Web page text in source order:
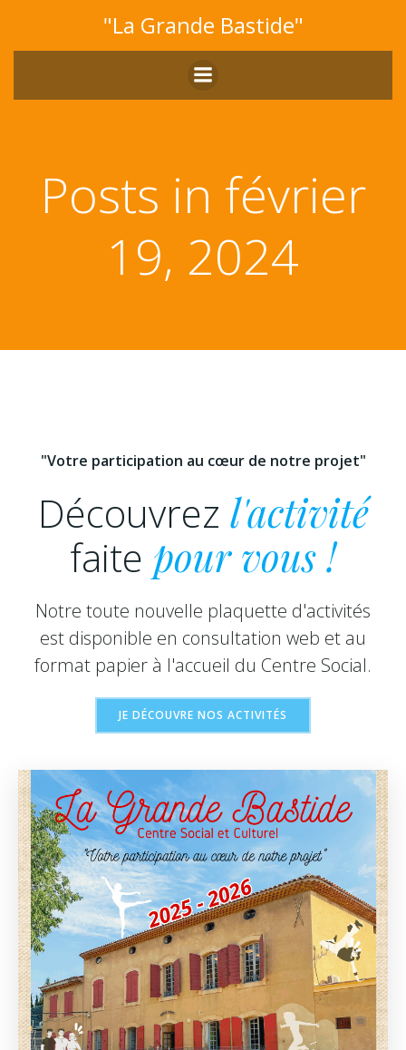
au
contenu
"La Grande Bastide"
Posts in février
19, 2024
"Votre participation au cœur de notre projet"
Découvrez l'activité
faite pour vous !
Notre toute nouvelle plaquette d'activités
est disponible en consultation web et au
format papier à l'accueil du Centre Social.
JE DÉCOUVRE NOS ACTIVITÉS